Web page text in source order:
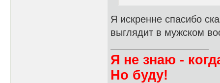
Я искренне спасибо
выглядит в мужском
Я не знаю -
Но буду!